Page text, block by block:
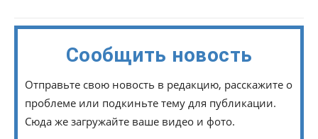
Сообщить новость
Отправьте свою новость в редакцию, расскажите о
проблеме или подкиньте тему для публикации.
Сюда же загружайте ваше видео и фото.